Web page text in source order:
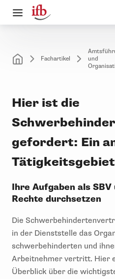
Fachartikel
und
Hier ist die
gefordert: Ein
Tätigkeitsgebiet
Ihre Aufgaben als
Rechte durchsetzen
Die
in der Dienststelle das
schwerbehinderten und
Arbeitnehmer vertritt. Hier
Überblick über die